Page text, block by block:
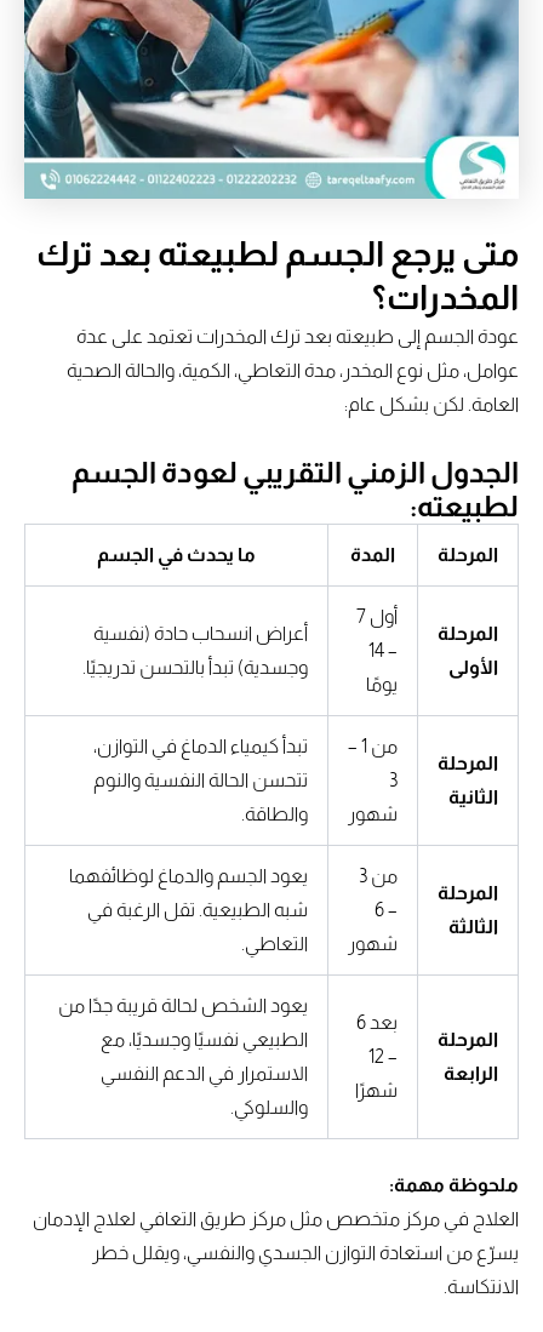
متى يرجع الجسم لطبيعته بعد ترك
المخدرات؟
عودة الجسم إلى طبيعته بعد ترك المخدرات تعتمد على عدة
عوامل، مثل نوع المخدر، مدة التعاطي، الكمية، والحالة الصحية
العامة. لكن بشكل عام:
الجدول الزمني التقريبي لعودة الجسم
لطبيعته:
المرحلة المدة ما يحدث في الجسم
المرحلة
الأولى
أول 7
– 14
يومًا
أعراض انسحاب حادة (نفسية
وجسدية) تبدأ بالتحسن تدريجيًا.
المرحلة
الثانية
من 1 –
شهور
تبدأ كيمياء الدماغ في التوازن،
تتحسن الحالة النفسية والنوم
والطاقة.
المرحلة
الثالثة
من 3
– 6
شهور
يعود الجسم والدماغ لوظائفهما
شبه الطبيعية. تقل الرغبة في
التعاطي.
المرحلة
الرابعة
بعد 6
– 12
شهرًا
يعود الشخص لحالة قريبة جدًا من
الطبيعي نفسيًا وجسديًا، مع
الاستمرار في الدعم النفسي
والسلوكي.
ملحوظة مهمة:
العلاج في مركز متخصص مثل مركز طريق التعافي لعلاج الإدمان
يسرّع من استعادة التوازن الجسدي والنفسي، ويقلل خطر
الانتكاسة.